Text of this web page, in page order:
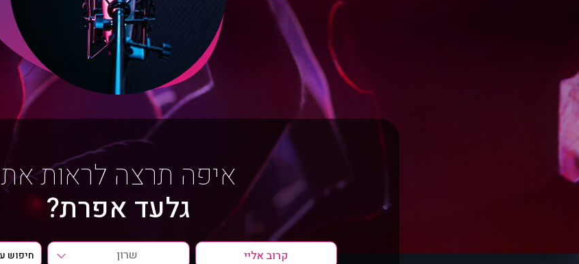
איפה תרצה לראות את
גלעד אפרת?
שרון